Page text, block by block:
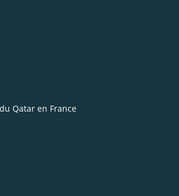
Qatar en France